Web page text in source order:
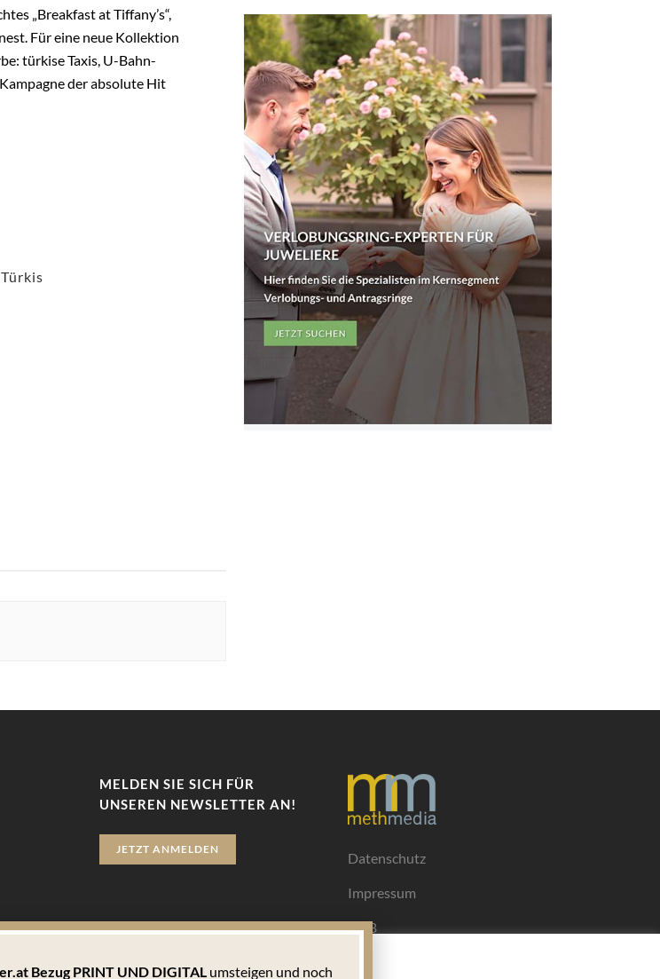
„Breakfast at Tiffany’s“,
Für eine neue Kollektion
türkise Taxis, U-Bahn-
der absolute Hit
Türkis
MELDEN SIE SICH FÜR
UNSEREN NEWSLETTER AN!
JETZT ANMELDEN
Datenschutz
Impressum
AGB
Bezug PRINT UND DIGITALumsteigen und noch